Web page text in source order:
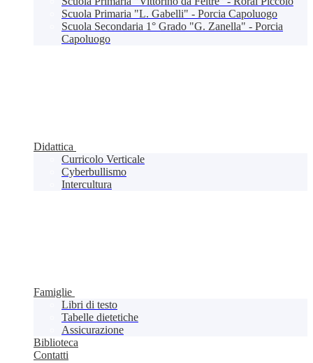
Scuola Primaria "L. Gabelli" - Porcia Capoluogo
Scuola Secondaria 1° Grado "G. Zanella" - Porcia
Capoluogo
Didattica
Curricolo Verticale
Cyberbullismo
Intercultura
Famiglie
Libri di testo
Tabelle dietetiche
Assicurazione
Biblioteca
Contatti